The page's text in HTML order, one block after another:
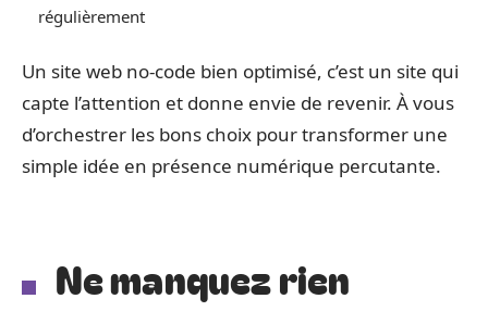
régulièrement
Un site web no-code bien optimisé, c’est un site qui
capte l’attention et donne envie de revenir. À vous
d’orchestrer les bons choix pour transformer une
simple idée en présence numérique percutante.
Ne manquez rien